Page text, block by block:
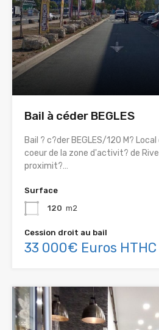
Bail à céder BEGLES
Bail ? c?der BEGLES/120 M?
coeur de la zone d'activit? de
proximit?…
Surface
120 m2
Cession droit au bail
33 000€ Euros